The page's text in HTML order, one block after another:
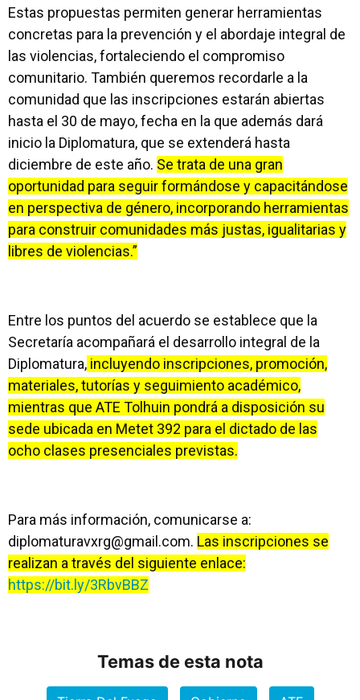
Estas propuestas permiten generar herramientas
concretas para la prevención y el abordaje integral de
las violencias, fortaleciendo el compromiso
comunitario. También queremos recordarle a la
comunidad que las inscripciones estarán abiertas
hasta el 30 de mayo, fecha en la que además dará
inicio la Diplomatura, que se extenderá hasta
diciembre de este año. Se trata de una gran
oportunidad para seguir formándose y capacitándose
en perspectiva de género, incorporando herramientas
para construir comunidades más justas, igualitarias y
libres de violencias.”
Entre los puntos del acuerdo se establece que la
Secretaría acompañará el desarrollo integral de la
Diplomatura, incluyendo inscripciones, promoción,
materiales, tutorías y seguimiento académico,
mientras que ATE Tolhuin pondrá a disposición su
sede ubicada en Metet 392 para el dictado de las
ocho clases presenciales previstas.
Para más información, comunicarse a:
diplomaturavxrg@gmail.com. Las inscripciones se
realizan a través del siguiente enlace:
https://bit.ly/3RbvBBZ
Temas de esta nota